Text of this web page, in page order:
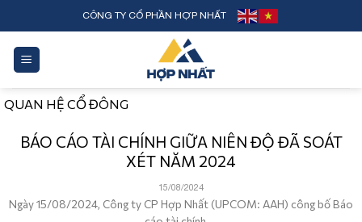
to
content
CÔNG TY CỔ PHẦN HỢP NHẤT
QUAN HỆ CỔ ĐÔNG
BÁO CÁO TÀI CHÍNH GIỮA NIÊN ĐỘ ĐÃ SOÁT
XÉT NĂM 2024
15/08/2024
Ngày 15/08/2024, Công ty CP Hợp Nhất (UPCOM: AAH) công bố Báo